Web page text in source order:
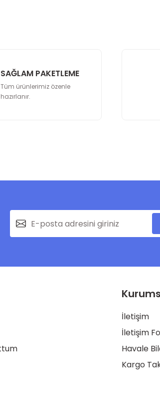
SAĞLAM PAKETLEME
Tüm ürünlerimiz özenle
hazırlanır.
İletişim
İletişim
Havale
Kargo